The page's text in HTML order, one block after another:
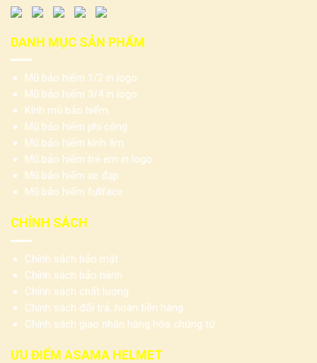
DANH MỤC SẢN PHẨM
Mũ bảo hiểm 1/2 in logo
Mũ bảo hiểm 3/4 in logo
Kính mũ bảo hiểm
Mũ bảo hiểm phi công
Mũ bảo hiểm kính âm
Mũ bảo hiểm trẻ em in logo
Mũ bảo hiểm xe đạp
Mũ bảo hiểm fullface
CHÍNH SÁCH
Chính sách bảo mật
Chính sách bảo hành
Chính sách chất lượng
Chính sách đổi trả, hoàn tiền hàng
Chính sách giao nhận hàng hóa chứng từ
ƯU ĐIỂM ASAMA HELMET